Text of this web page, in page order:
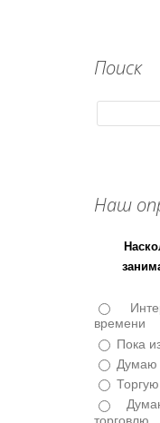
Поиск
Наш
времени
Пока
Думаю